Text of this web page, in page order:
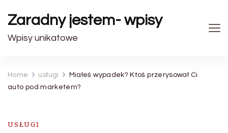
Zaradny jestem- wpisy
Wpisy unikatowe
Home usługi
Miałeś wypadek? Ktoś przerysował Ci
auto pod marketem?
USŁUGI